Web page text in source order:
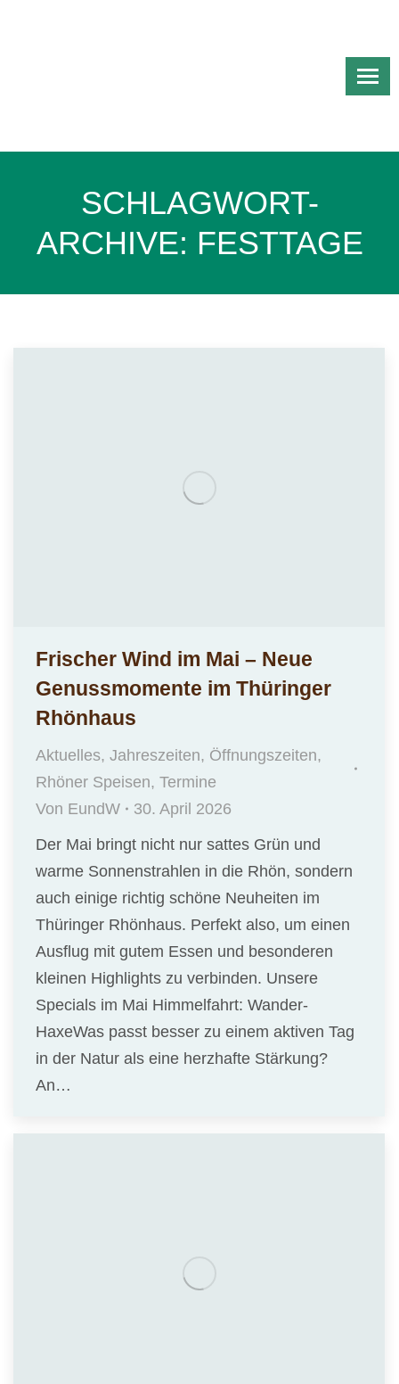
SCHLAGWORT-
ARCHIVE: FESTTAGE
Frischer Wind im Mai – Neue
Genussmomente im Thüringer
Rhönhaus
Aktuelles, Jahreszeiten, Öffnungszeiten,
Rhöner Speisen, Termine
Von EundW
30. April 2026
Der Mai bringt nicht nur sattes Grün und
warme Sonnenstrahlen in die Rhön, sondern
auch einige richtig schöne Neuheiten im
Thüringer Rhönhaus. Perfekt also, um einen
Ausflug mit gutem Essen und besonderen
kleinen Highlights zu verbinden. Unsere
Specials im Mai Himmelfahrt: Wander-
HaxeWas passt besser zu einem aktiven Tag
in der Natur als eine herzhafte Stärkung?
An…